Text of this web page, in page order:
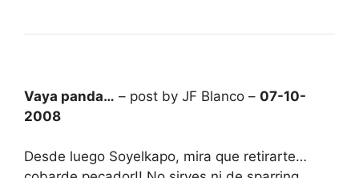
Vaya panda… – post by JF Blanco – 07-10-
2008
Desde luego Soyelkapo, mira que retirarte…